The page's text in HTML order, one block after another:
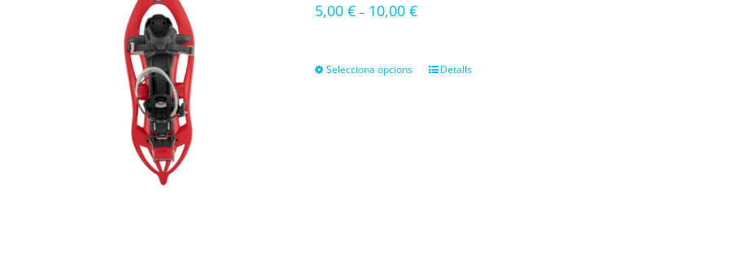
5,00 €– 10,00 €
Selecciona opcions Detalls